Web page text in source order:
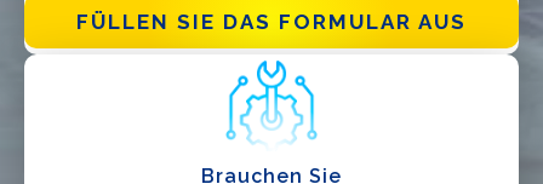
FÜLLEN SIE DAS FORMULAR AUS
Brauchen Sie